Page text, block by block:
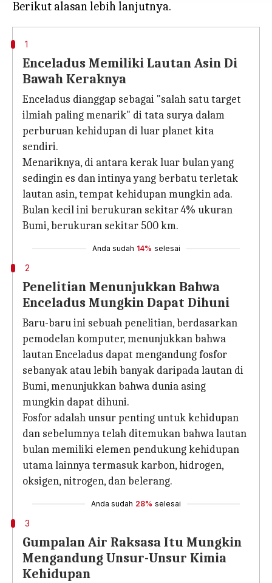
1
Enceladus Memiliki Lautan Asin Di
Bawah Keraknya
Enceladus dianggap sebagai "salah satu target
ilmiah paling menarik" di tata surya dalam
perburuan kehidupan di luar planet kita
sendiri.
Menariknya, di antara kerak luar bulan yang
sedingin es dan intinya yang berbatu terletak
lautan asin, tempat kehidupan mungkin ada.
Bulan kecil ini berukuran sekitar 4% ukuran
Bumi, berukuran sekitar 500 km.
Anda sudah 14% selesai
2
Penelitian Menunjukkan Bahwa
Enceladus Mungkin Dapat Dihuni
Baru-baru ini sebuah penelitian, berdasarkan
pemodelan komputer, menunjukkan bahwa
lautan Enceladus dapat mengandung fosfor
sebanyak atau lebih banyak daripada lautan di
Bumi, menunjukkan bahwa dunia asing
mungkin dapat dihuni.
Fosfor adalah unsur penting untuk kehidupan
dan sebelumnya telah ditemukan bahwa lautan
bulan memiliki elemen pendukung kehidupan
utama lainnya termasuk karbon, hidrogen,
oksigen, nitrogen, dan belerang.
Anda sudah 28% selesai
3
Gumpalan Air Raksasa Itu Mungkin
Mengandung Unsur-Unsur Kimia
Kehidupan